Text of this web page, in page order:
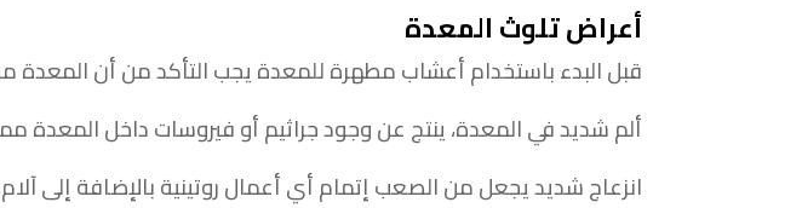
أعراض تلوث المعدة
قبل البدء باستخدام أعشاب مطهرة للمعدة يجب التأكد من أن المعدة
ألم شديد في المعدة، ينتج عن وجود جراثيم أو فيروسات داخل المعدة
انزعاج شديد يجعل من الصعب إتمام أي أعمال روتينية بالإضافة إلى